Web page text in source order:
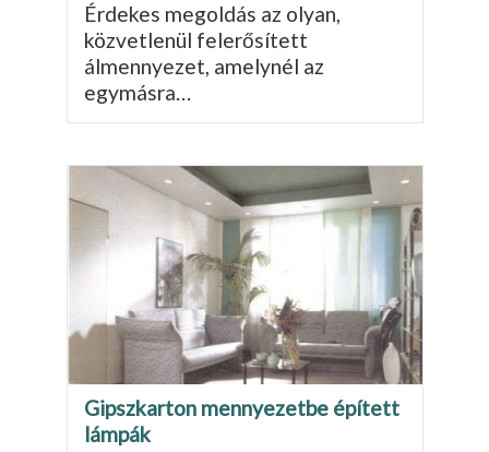
Érdekes megoldás az olyan,
közvetlenül felerősített
álmennyezet, amelynél az
egymásra…
Gipszkarton mennyezetbe épített
lámpák